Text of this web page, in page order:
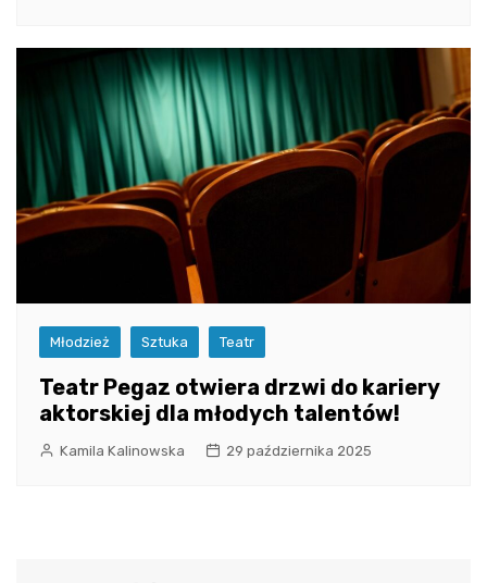
Młodzież Sztuka Teatr
Teatr Pegaz otwiera drzwi do kariery
aktorskiej dla młodych talentów!
Kamila Kalinowska 29 października 2025